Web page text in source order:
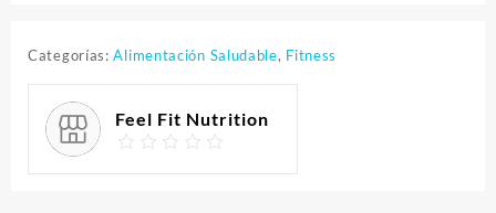
Categorías:Alimentación Saludable, Fitness
Feel Fit Nutrition